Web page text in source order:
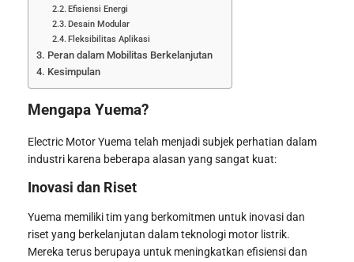
Efisiensi Energi
Desain Modular
Fleksibilitas Aplikasi
Peran dalam Mobilitas Berkelanjutan
Kesimpulan
Mengapa Yuema?
Electric Motor Yuema telah menjadi subjek perhatian dalam
industri karena beberapa alasan yang sangat kuat:
Inovasi dan Riset
Yuema memiliki tim yang berkomitmen untuk inovasi dan
riset yang berkelanjutan dalam teknologi motor listrik.
Mereka terus berupaya untuk meningkatkan efisiensi dan